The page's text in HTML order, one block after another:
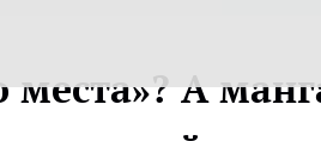
места»? А